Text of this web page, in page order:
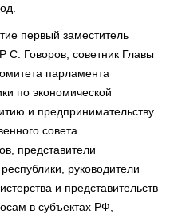
первый заместитель
С. Говоров, советник Главы
парламента
по экономической
и предпринимательству
совета
представители
руководители
и представительств
в субъектах РФ,